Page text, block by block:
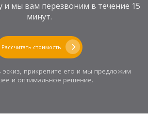
и мы вам перезвоним в течение 15
минут.
Рассчитать стоимость
эскиз, прикрепите его и мы предложим
и оптимальное решение.